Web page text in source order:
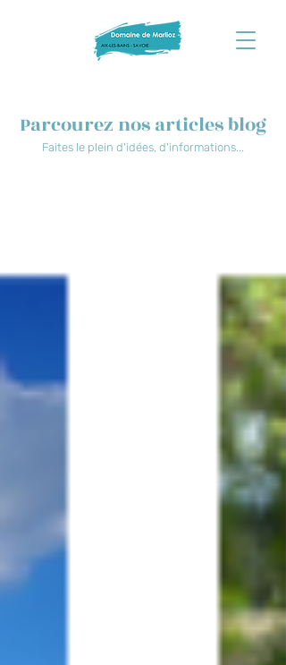
Parcourez nos articles blog
Faites le plein d'idées, d'informations...